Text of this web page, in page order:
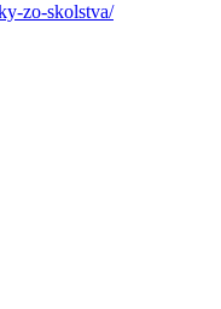
zo-skolstva/